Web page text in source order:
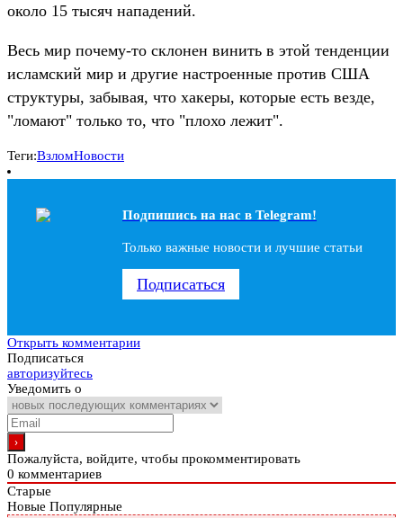
около 15 тысяч нападений.
Весь мир почему-то склонен винить в этой тенденции
исламский мир и другие настроенные против США
структуры, забывая, что хакеры, которые есть везде,
"ломают" только то, что "плохо лежит".
Теги:ВзломНовости
Подпишись на наc в Telegram!
Только важные новости и лучшие статьи
Подписаться
Открыть комментарии
Подписаться
авторизуйтесь
Уведомить о
Пожалуйста, войдите, чтобы прокомментировать
0 комментариев
Старые
Новые Популярные